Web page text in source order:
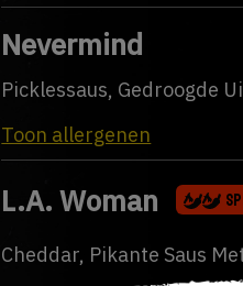
Nevermind
Picklessaus, Gedroogde
Toon allergenen
L.A. Woman
Cheddar, Pikante Saus